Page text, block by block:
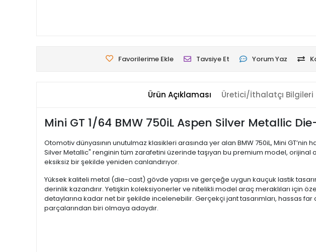
Favorilerime Ekle Tavsiye Et Yorum Yaz
Ürün Açıklaması Üretici/İthalatçı Bilgileri
Mini GT 1/64 BMW 750iL Aspen Silver Metallic
Otomotiv dünyasının unutulmaz klasikleri arasında yer alan BMW 750iL, Mini
Silver Metallic" renginin tüm zarafetini üzerinde taşıyan bu premium model, orijinal
eksiksiz bir şekilde yeniden canlandırıyor.
Yüksek kaliteli metal (die-cast) gövde yapısı ve gerçeğe uygun kauçuk lastik
derinlik kazandırır. Yetişkin koleksiyonerler ve nitelikli model araç meraklıları için
detaylarına kadar net bir şekilde incelenebilir. Gerçekçi jant tasarımları, hassas far
parçalarından biri olmaya adaydır.